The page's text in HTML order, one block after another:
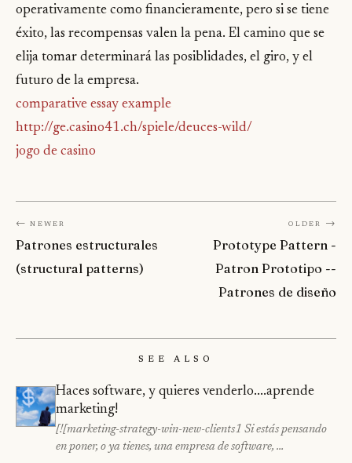
operativamente como financieramente, pero si se tiene
éxito, las recompensas valen la pena. El camino que se
elija tomar determinará las posiblidades, el giro, y el
futuro de la empresa.
comparative essay example
http://ge.casino41.ch/spiele/deuces-wild/
jogo de casino
← Newer
Patrones estructurales
(structural patterns)
Older →
Prototype Pattern -
Patron Prototipo --
Patrones de diseño
See Also
Haces software, y quieres venderlo....aprende
marketing!
[![marketing-strategy-win-new-clients1 Si estás pensando
en poner, o ya tienes, una empresa de software, …